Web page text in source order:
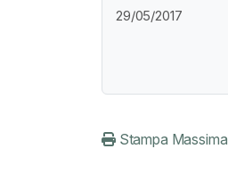
29/05/2017
Stampa Massima